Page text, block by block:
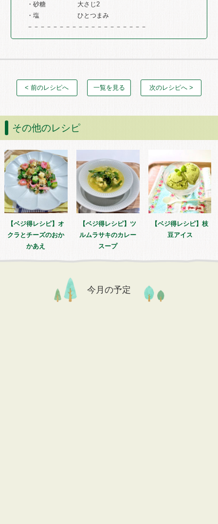
・砂糖 大さじ2
・塩 ひとつまみ
－－－－－－－－－－－－－－－－－－－
< 前のレシピへ 一覧を見る 次のレシピへ >
その他のレシピ
【ベジ得レシピ】オ
クラとチーズのおか
かあえ
【ベジ得レシピ】ツ
ルムラサキのカレー
スープ
【ベジ得レシピ】枝
豆アイス
今月の予定